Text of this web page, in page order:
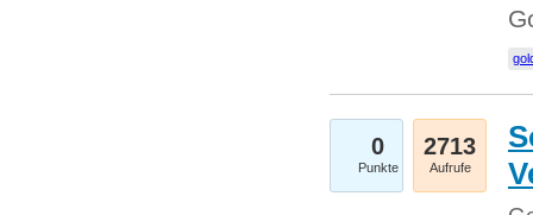
0
Punkte
2713
Aufrufe